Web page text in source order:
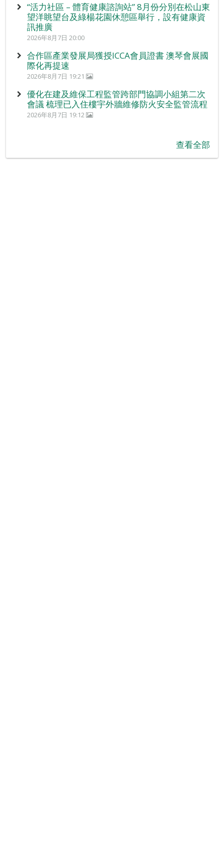
“活力社區 – 體育健康諮詢站” 8月份分別在松山東
望洋眺望台及綠楊花園休憩區舉行，設有健康資
訊推廣
2026年8月7日 20:00
合作區產業發展局獲授ICCA會員證書 澳琴會展國
際化再提速
2026年8月7日 19:21
優化在建及維保工程監管跨部門協調小組第二次
會議 梳理已入住樓宇外牆維修防火安全監管流程
2026年8月7日 19:12
查看全部